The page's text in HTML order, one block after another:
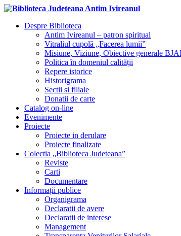
Despre Biblioteca
Antim Ivireanul – patron spiritual
Vitraliul cupolă „Facerea lumii”
Misiune, Viziune, Obiective generale
Politica în domeniul calității
Repere istorice
Historigrama
Sectii si filiale
Donatii de carte
Catalog on-line
Evenimente
Proiecte
Proiecte in derulare
Proiecte finalizate
Colectia „Biblioteca Judeteana”
Reviste
Carti
Documentare
Informații publice
Organigrama
Declaratii de avere
Declaratii de interese
Management